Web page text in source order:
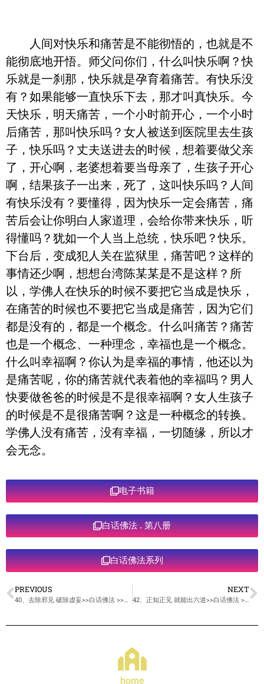
人间对快乐和痛苦是不能彻悟的，也就是不
能彻底地开悟。师父问你们，什么叫快乐啊？快
乐就是一刹那，快乐就是孕育着痛苦。有快乐没
有？如果能够一直快乐下去，那才叫真快乐。今
天快乐，明天痛苦，一个小时前开心，一个小时
后痛苦，那叫快乐吗？女人被送到医院里去生孩
子，快乐吗？丈夫送进去的时候，想着要做父亲
了，开心啊，老婆想着要当母亲了，生孩子开心
啊，结果孩子一出来，死了，这叫快乐吗？人间
有快乐没有？要懂得，因为快乐一定会痛苦，痛
苦后会让你明白人家道理，会给你带来快乐，听
得懂吗？犹如一个人当上总统，快乐吧？快乐。
下台后，变成犯人关在监狱里，痛苦吧？这样的
事情还少啊，想想台湾陈某某是不是这样？所
以，学佛人在快乐的时候不要把它当成是快乐，
在痛苦的时候也不要把它当成是痛苦，因为它们
都是没有的，都是一个概念。什么叫痛苦？痛苦
也是一个概念、一种理念，幸福也是一个概念。
什么叫幸福啊？你认为是幸福的事情，他还以为
是痛苦呢，你的痛苦就代表着他的幸福吗？男人
快要做爸爸的时候是不是很幸福啊？女人生孩子
的时候是不是很痛苦啊？这是一种概念的转换。
学佛人没有痛苦，没有幸福，一切随缘，所以才
会无念。
电子书籍
白话佛法 . 第八册
白话佛法系列
PREVIOUS NEXT
42、正知正见 就能出六道>>白话佛法 >>第八册
home